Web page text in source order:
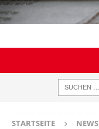
STARTSEITE NEWS